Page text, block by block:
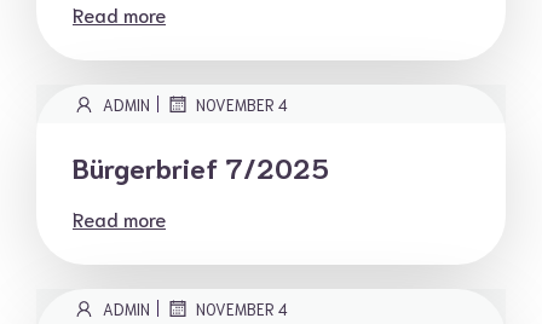
Read more
ADMIN | NOVEMBER 4
Bürgerbrief 7/2025
Read more
ADMIN | NOVEMBER 4